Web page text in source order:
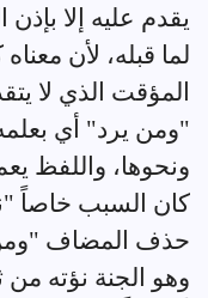
يقدم عليه إلا
لما قبله، لأن
المؤقت الذي لا
"ومن يرد" أي بعلمه
ونحوها، واللفظ
كان السبب خاصاً
حذف المضاف "ومن
وهو الجنة نؤته